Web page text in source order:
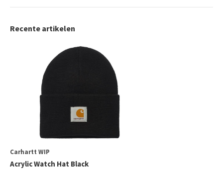
Recente artikelen
Carhartt WIP
Acrylic Watch Hat Black